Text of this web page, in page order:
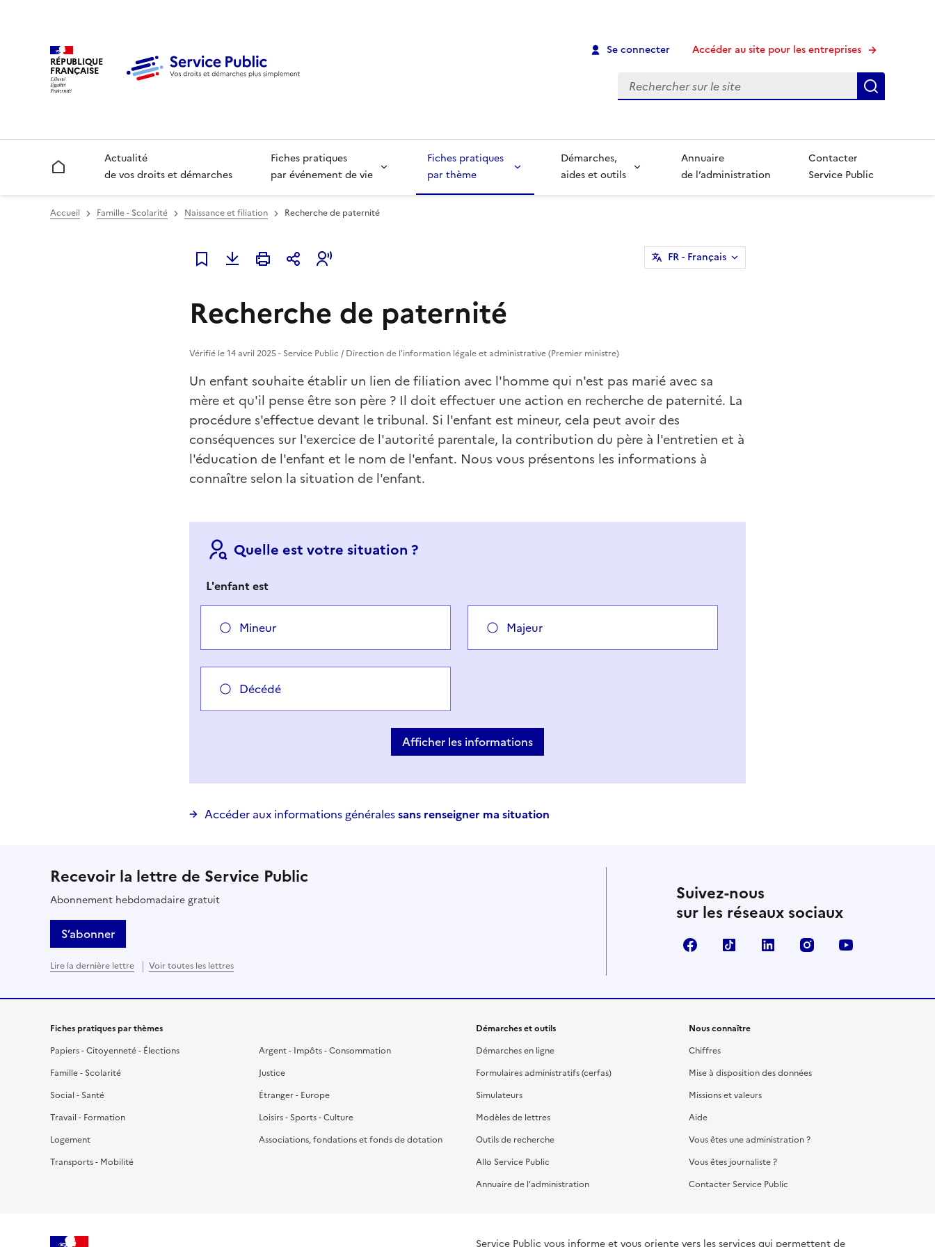
RÉPUBLIQUE
FRANÇAISE
Se connecter Accéder au site pour les entreprises
Recherche
Accueil
Actualité
de vos droits et démarches
Fiches pratiques
par événement de vie
Fiches pratiques
par thème
Démarches,
aides et outils
Annuaire
de l’administration
Contacter
Service Public
Accueil Famille - Scolarité Naissance et filiation Recherche de paternité
Ajouter à mes favoris
FR- Français
Recherche de paternité
Vérifié le 14 avril 2025 - Service Public / Direction de l'information légale et administrative (Premier ministre)
Un enfant souhaite établir un lien de filiation avec l'homme qui n'est pas marié avec sa
mère et qu'il pense être son père ? Il doit effectuer une action en recherche de paternité. La
procédure s'effectue devant le tribunal. Si l'enfant est mineur, cela peut avoir des
conséquences sur l'exercice de l'autorité parentale, la contribution du père à l'entretien et à
l'éducation de l'enfant et le nom de l'enfant. Nous vous présentons les informations à
connaître selon la situation de l'enfant.
Quelle est votre situation ?
L'enfant est
Mineur Majeur
Décédé
Afficher les informations
Accéder aux informations généralessans renseigner ma situation
Recevoir la lettre de Service Public
Abonnement hebdomadaire gratuit
S’abonner
Lire la dernière lettre Voir toutes les lettres
Suivez-nous
sur les réseaux sociaux
FacebookTikTok LinkedIn Instagram
Fiches pratiques par thèmes
Papiers - Citoyenneté - Élections
Famille - Scolarité
Social - Santé
Travail - Formation
Logement
Transports - Mobilité
Argent - Impôts - Consommation
Justice
Étranger - Europe
Loisirs - Sports - Culture
Associations, fondations et fonds de dotation
Démarches et outils
Démarches en ligne
Formulaires administratifs (cerfas)
Simulateurs
Modèles de lettres
Outils de recherche
Allo Service Public
Annuaire de l'administration
Nous connaître
Chiffres
Mise à disposition des données
Missions et valeurs
Aide
Vous êtes une administration ?
Vous êtes journaliste ?
Contacter Service Public
Service Public vous informe et vous oriente vers les services qui permettent de